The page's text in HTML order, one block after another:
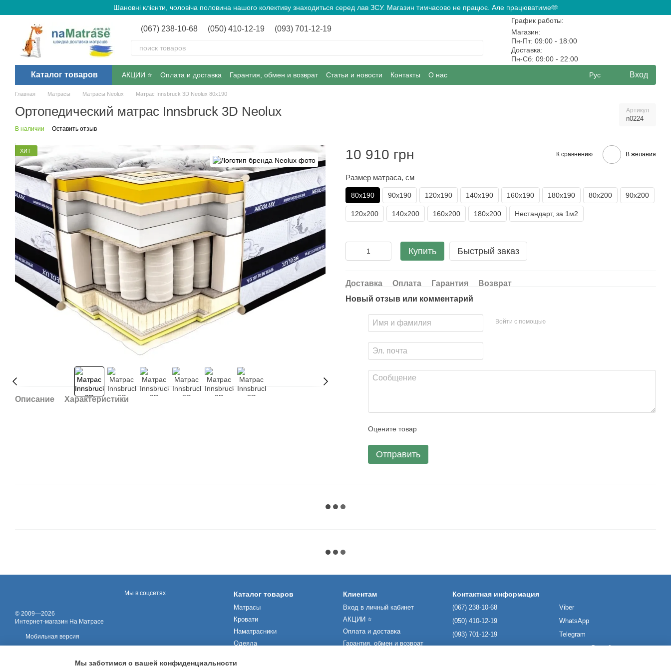
Шановні клієнти, чоловіча половина нашого колективу знаходиться серед лав ЗСУ. Магазин тимчасово не працює. Але працюватиме🫶
(067) 238-10-68 (050) 410-12-19 (093) 701-12-19
График работы:
Магазин:
Пн-Пт: 09:00 - 18:00
Доставка:
Пн-Сб: 09:00 - 22:00
Каталог товаров АКЦИИ ⭐️ Оплата и доставка Гарантия, обмен и возврат Статьи и новости Контакты О нас Рус Вход
Главная Матрасы Матрасы Neolux Матрас Innsbruck 3D Neolux 80х190
Ортопедический матрас Innsbruck 3D Neolux Артикул
n0224
В наличии Оставить отзыв
ХИТ
Описание Характеристики
10 910 грн К сравнению В желания
Размер матраса, см
80х190 90х190 120х190 140х190 160х190 180х190 80х200 90х200
120х200 140х200 160х200 180х200 Нестандарт, за 1м2
Купить Быстрый заказ
Доставка Оплата Гарантия
Возврат
Новый отзыв или комментарий
Войти с помощью
Оцените товар
Отправить
© 2009—2026
Интернет-магазин На Матрасе
Мобильная версия
Мы в соцсетях Каталог товаров
Матрасы
Кровати
Наматрасники
Одеяла
Производители
Клиентам
Вход в личный кабинет
АКЦИИ ⭐️
Оплата и доставка
Гарантия, обмен и возврат
Контактная информация
(067) 238-10-68
(050) 410-12-19
(093) 701-12-19
Viber
WhatsApp
Telegram
namatrase@gmail.com
Мы заботимся о вашей конфиденциальности